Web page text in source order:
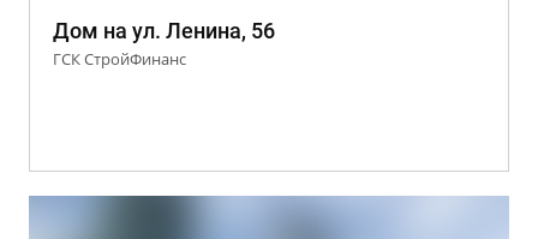
Дом на ул. Ленина, 56
ГСК СтройФинанс